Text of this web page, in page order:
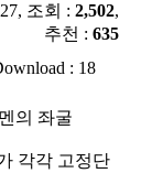
조회 : 2,502,
추천 : 635
: 18
의 좌굴
각각 고정단